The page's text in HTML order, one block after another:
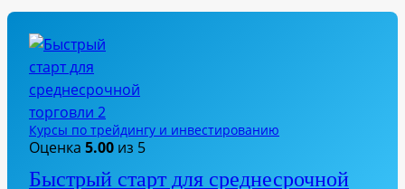
Курсы по трейдингу и инвестированию
Оценка 5.00 из 5
Быстрый старт для среднесрочной